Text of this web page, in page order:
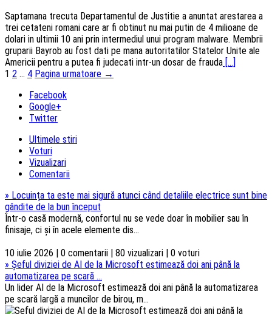
Saptamana trecuta Departamentul de Justitie a anuntat arestarea a
trei cetateni romani care ar fi obtinut nu mai putin de 4 milioane de
dolari in ultimii 10 ani prin intermediul unui program malware. Membrii
gruparii Bayrob au fost dati pe mana autoritatilor Statelor Unite ale
Americii pentru a putea fi judecati intr-un dosar de frauda [...]
Navigarea
1 2 … 4 Pagina urmatoare →
Facebook
Google+
Twitter
Ultimele stiri
Voturi
Vizualizari
Comentarii
» Locuința ta este mai sigură atunci când detaliile electrice sunt bine
gândite de la bun început
Într-o casă modernă, confortul nu se vede doar în mobilier sau în
finisaje, ci și în acele elemente dis...
10 iulie 2026 | 0 comentarii | 80 vizualizari | 0 voturi
» Șeful diviziei de AI de la Microsoft estimează doi ani până la
automatizarea pe scară ...
Un lider AI de la Microsoft estimează doi ani până la automatizarea
pe scară largă a muncilor de birou, m...